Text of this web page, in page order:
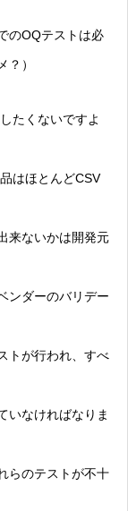
のOQテストは必
）
たくないですよ
はほとんどCSV
来ないかは開発元
ンダーのバリデー
トが行われ、すべ
いなければなりま
らのテストが不十